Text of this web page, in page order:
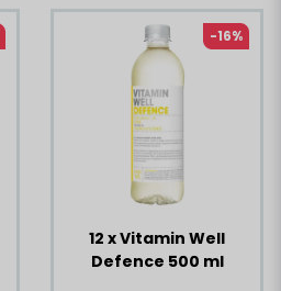
12 x Vitamin Well
Defence 500 ml
-16%